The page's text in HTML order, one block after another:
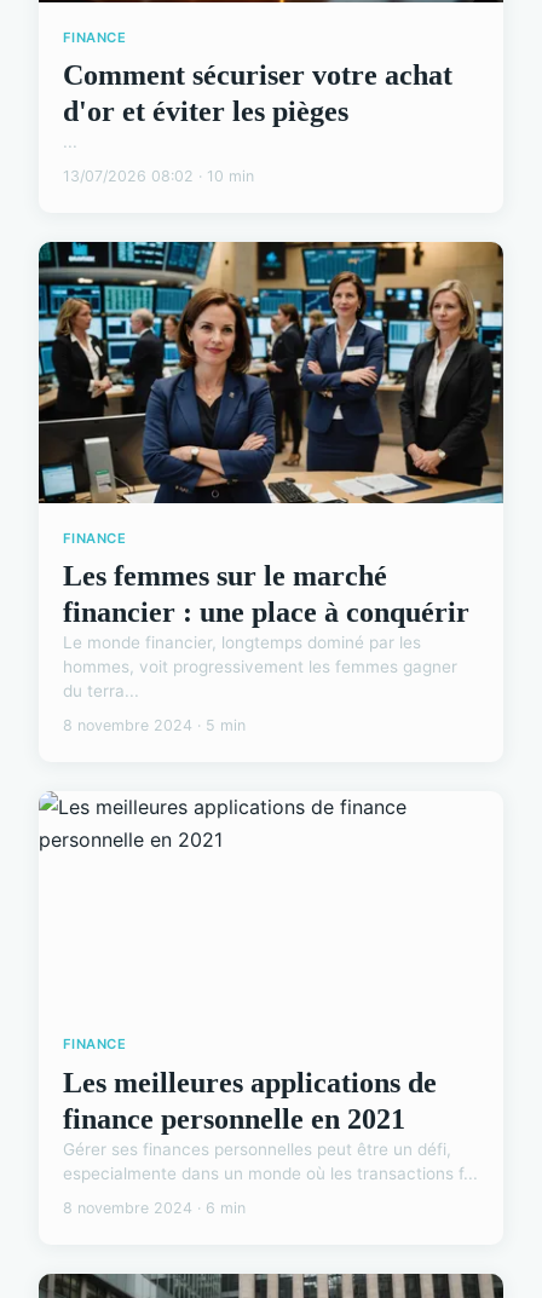
FINANCE
Comment sécuriser votre achat
d'or et éviter les pièges
...
13/07/2026 08:02 · 10 min
FINANCE
Les femmes sur le marché
financier : une place à conquérir
Le monde financier, longtemps dominé par les
hommes, voit progressivement les femmes gagner
du terra...
8 novembre 2024 · 5 min
FINANCE
Les meilleures applications de
finance personnelle en 2021
Gérer ses finances personnelles peut être un défi,
especialmente dans un monde où les transactions f...
8 novembre 2024 · 6 min